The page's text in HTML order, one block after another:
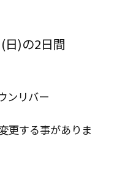
日)の2日間
ンリバー
更する事がありま